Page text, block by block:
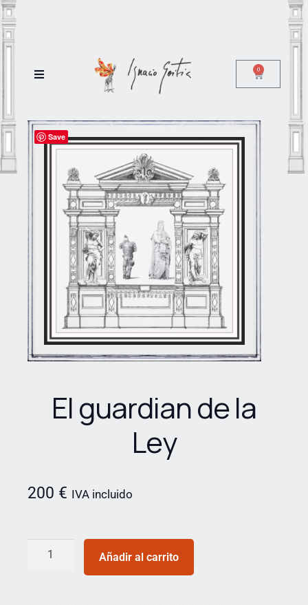
0
Save
El guardian de la
Ley
200 € IVA incluido
Añadir al carrito